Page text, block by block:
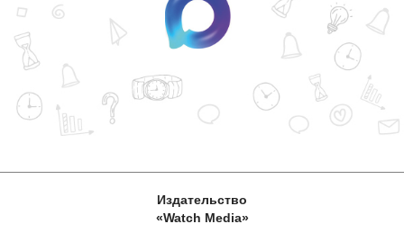
Издательство
«Watch Media»